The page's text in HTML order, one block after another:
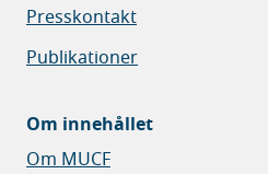
Presskontakt
Publikationer
Om innehållet
Om MUCF